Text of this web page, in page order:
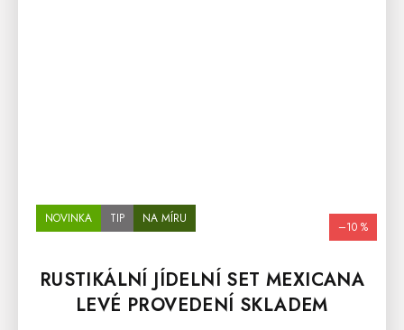
NOVINKA TIP NA MÍRU
–10 %
RUSTIKÁLNÍ JÍDELNÍ SET MEXICANA
LEVÉ PROVEDENÍ SKLADEM